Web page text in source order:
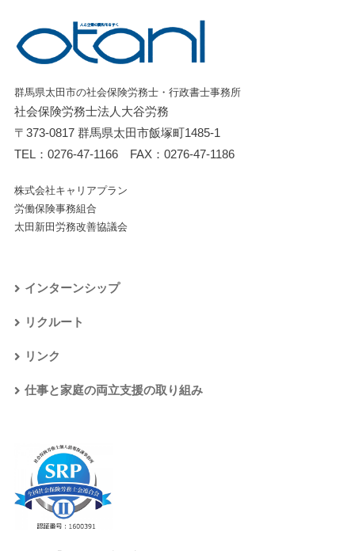
群馬県太田市の社会保険労務士・行政書士事務所
社会保険労務士法人大谷労務
〒373-0817 群馬県太田市飯塚町1485-1
TEL： 0276-47-1166FAX：0276-47-1186
株式会社キャリアプラン
労働保険事務組合
太田新田労務改善協議会
インターンシップ
リクルート
リンク
仕事と家庭の両立支援の取り組み